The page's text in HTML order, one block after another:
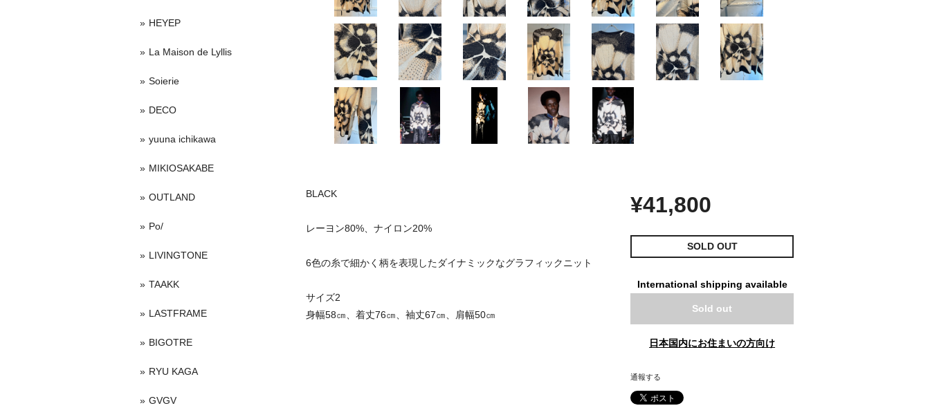
BLACK
レーヨン80%、ナイロン20%
6色の糸で細かく柄を表現したダイナミックなグラフィックニット
サイズ2
身幅58㎝、着丈76㎝、袖丈67㎝、肩幅50㎝
¥41,800
SOLD OUT
International shipping available
Sold out
日本国内にお住まいの方向け
通報する
HEYEP
La Maison de Lyllis
Soierie
DECO
yuuna ichikawa
MIKIOSAKABE
OUTLAND
Po/
LIVINGTONE
TAAKK
LASTFRAME
BIGOTRE
RYU KAGA
GVGV